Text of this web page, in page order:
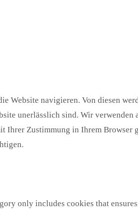
Website navigieren. Von diesen
unerlässlich sind. Wir
Ihrer Zustimmung in Ihrem
only includes cookies that